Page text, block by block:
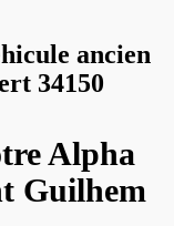
ancien
34150
Alpha
Guilhem